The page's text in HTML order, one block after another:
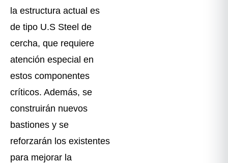
la estructura actual es
de tipo U.S Steel de
cercha, que requiere
atención especial en
estos componentes
críticos. Además, se
construirán nuevos
bastiones y se
reforzarán los existentes
para mejorar la